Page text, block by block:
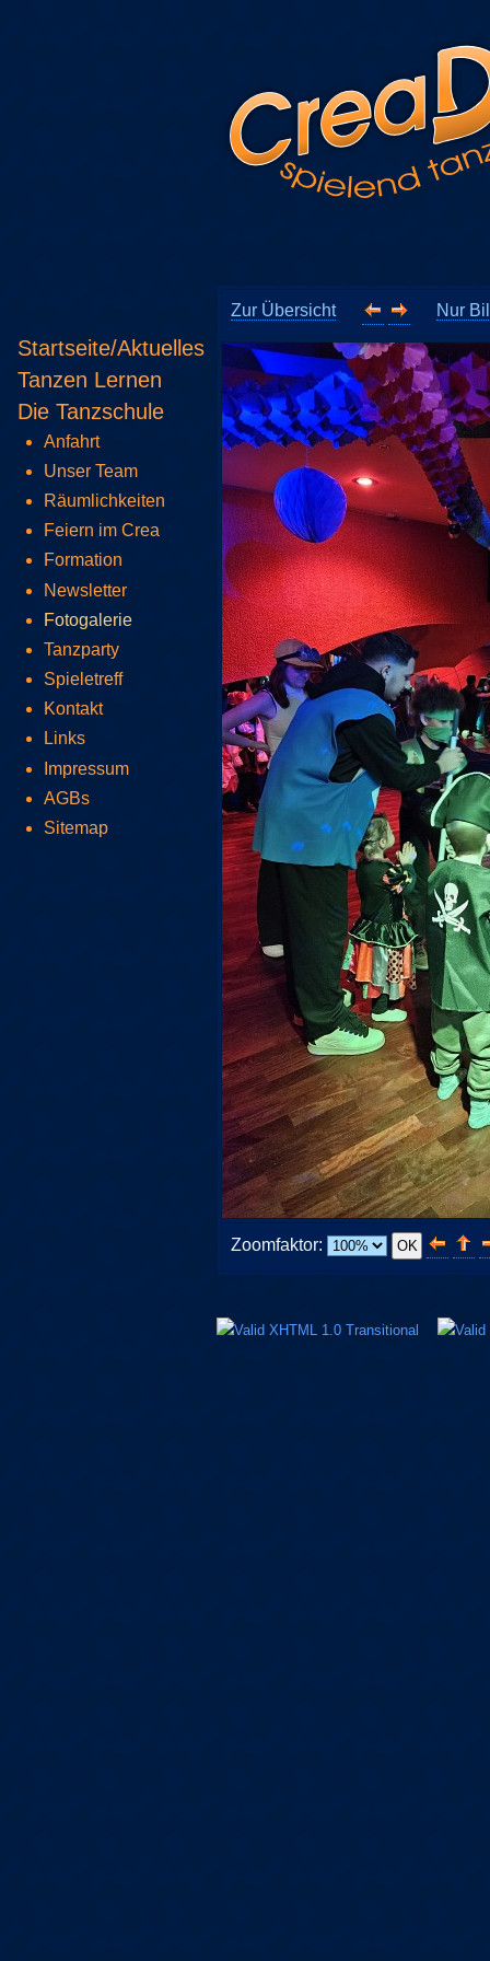
Zur Übersicht Nur
Zoomfaktor:
Startseite/Aktuelles
Tanzen Lernen
Die Tanzschule
Anfahrt
Unser Team
Räumlichkeiten
Feiern im Crea
Formation
Newsletter
Fotogalerie
Tanzparty
Spieletreff
Kontakt
Links
Impressum
AGBs
Sitemap